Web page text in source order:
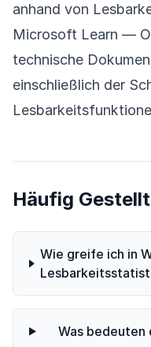
anhand von
Microsoft Learn —
technische
einschließlich der
Häufig
Wie greife ich in
Was